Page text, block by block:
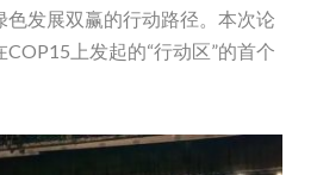
发展双赢的行动路径。本次论
上发起的“行动区”的首个